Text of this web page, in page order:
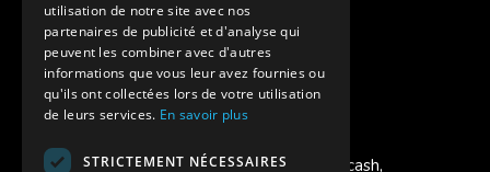
Colonie de vacances SUPERNOVA
Modes de règlement acceptés
Chèque, Virement, Espèces, Mandats cash,
utilisation de notre site avec nos
partenaires de publicité et d'analyse qui
peuvent les combiner avec d'autres
informations que vous leur avez fournies ou
qu'ils ont collectées lors de votre utilisation
de leurs services. En savoir plus
STRICTEMENT NÉCESSAIRES